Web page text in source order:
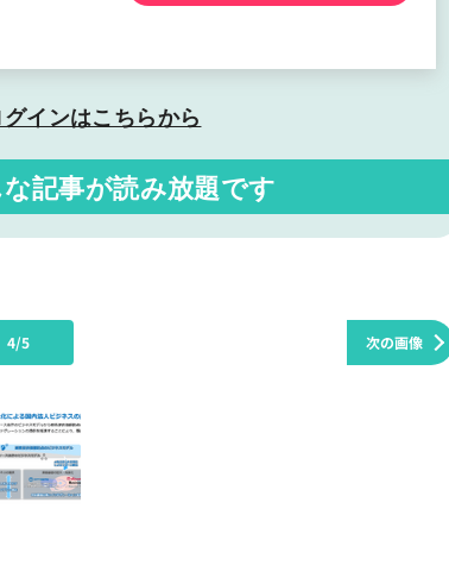
グインはこちらから
記事が読み放題です
次の画像
4/5